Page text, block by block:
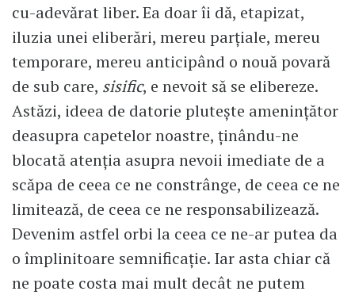
cu-adevărat liber. Ea doar îi dă, etapizat,
iluzia unei eliberări, mereu parțiale, mereu
temporare, mereu anticipând o nouă povară
de sub care, sisific, e nevoit să se elibereze.
Astăzi, ideea de datorie plutește amenințător
deasupra capetelor noastre, ținându-ne
blocată atenția asupra nevoii imediate de a
scăpa de ceea ce ne constrânge, de ceea ce ne
limitează, de ceea ce ne responsabilizează.
Devenim astfel orbi la ceea ce ne-ar putea da
o împlinitoare semnificație. Iar asta chiar că
ne poate costa mai mult decât ne putem